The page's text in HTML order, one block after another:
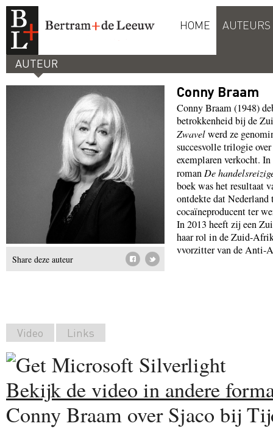
HOME AUTEURS
AUTEUR
Share deze auteur
Conny Braam
Conny Braam (1948)
betrokkenheid bij de
Zwavelwerd ze
succesvolle trilogie
exemplaren verkocht.
roman De
boek was het resultaat
ontdekte dat Nederland
cocaïneproducent ter
In 2013 heeft zij een
haar rol in de Zuid-
vvorzitter van de Anti-
Video Links
Bekijk de video in andere
Conny Braam over Sjaco bij